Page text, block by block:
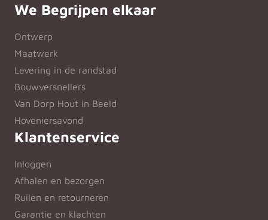
We Begrijpen elkaar
Ontwerp
Maatwerk
Levering in de randstad
Bouwversnellers
Van Dorp Hout in Beeld
Hoveniersavond
Klantenservice
Inloggen
Afhalen en bezorgen
Ruilen en retourneren
Garantie en klachten